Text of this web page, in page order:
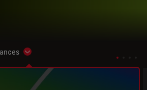
Show subnavigation